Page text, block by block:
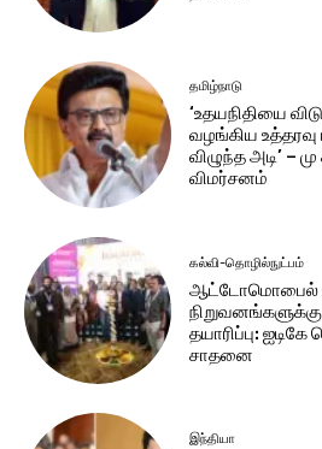
தமிழ்நாடு
‘உதயநிதியை
வழங்கிய உத்தரவு
விழுந்த அடி’ –
விமர்சனம்
கல்வி-தொழில்நுட்பம்
ஆட்டோமொபைல்
தயாரிப்பு:
சாதனை
இந்தியா